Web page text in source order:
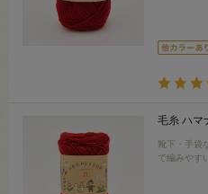
毛糸 ハマ
靴下・手袋
で編みやす